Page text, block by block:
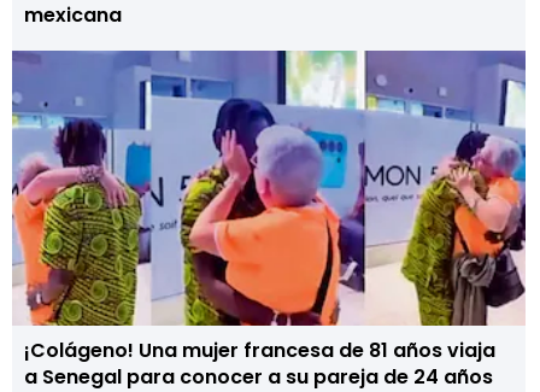
mexicana
¡Colágeno! Una mujer francesa de 81 años viaja
a Senegal para conocer a su pareja de 24 años